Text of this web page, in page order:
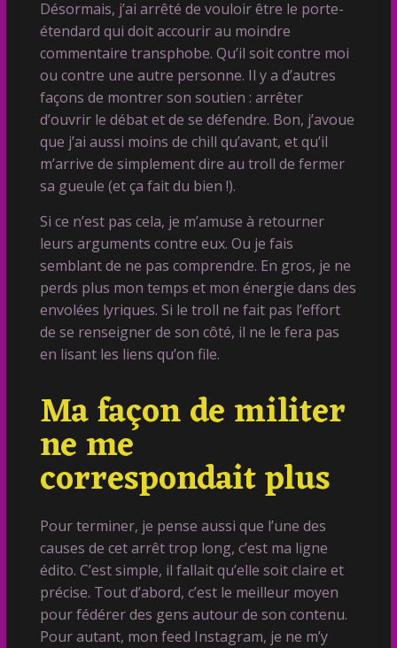
Désormais, j’ai arrêté de vouloir être le porte-
étendard qui doit accourir au moindre
commentaire transphobe. Qu’il soit contre moi
ou contre une autre personne. Il y a d’autres
façons de montrer son soutien : arrêter
d’ouvrir le débat et de se défendre. Bon, j’avoue
que j’ai aussi moins de chill qu’avant, et qu’il
m’arrive de simplement dire au troll de fermer
sa gueule (et ça fait du bien !).
Si ce n’est pas cela, je m’amuse à retourner
leurs arguments contre eux. Ou je fais
semblant de ne pas comprendre. En gros, je ne
perds plus mon temps et mon énergie dans des
envolées lyriques. Si le troll ne fait pas l’effort
de se renseigner de son côté, il ne le fera pas
en lisant les liens qu’on file.
Ma façon de militer
ne me
correspondait plus
Pour terminer, je pense aussi que l’une des
causes de cet arrêt trop long, c’est ma ligne
édito. C’est simple, il fallait qu’elle soit claire et
précise. Tout d’abord, c’est le meilleur moyen
pour fédérer des gens autour de son contenu.
Pour autant, mon feed Instagram, je ne m’y